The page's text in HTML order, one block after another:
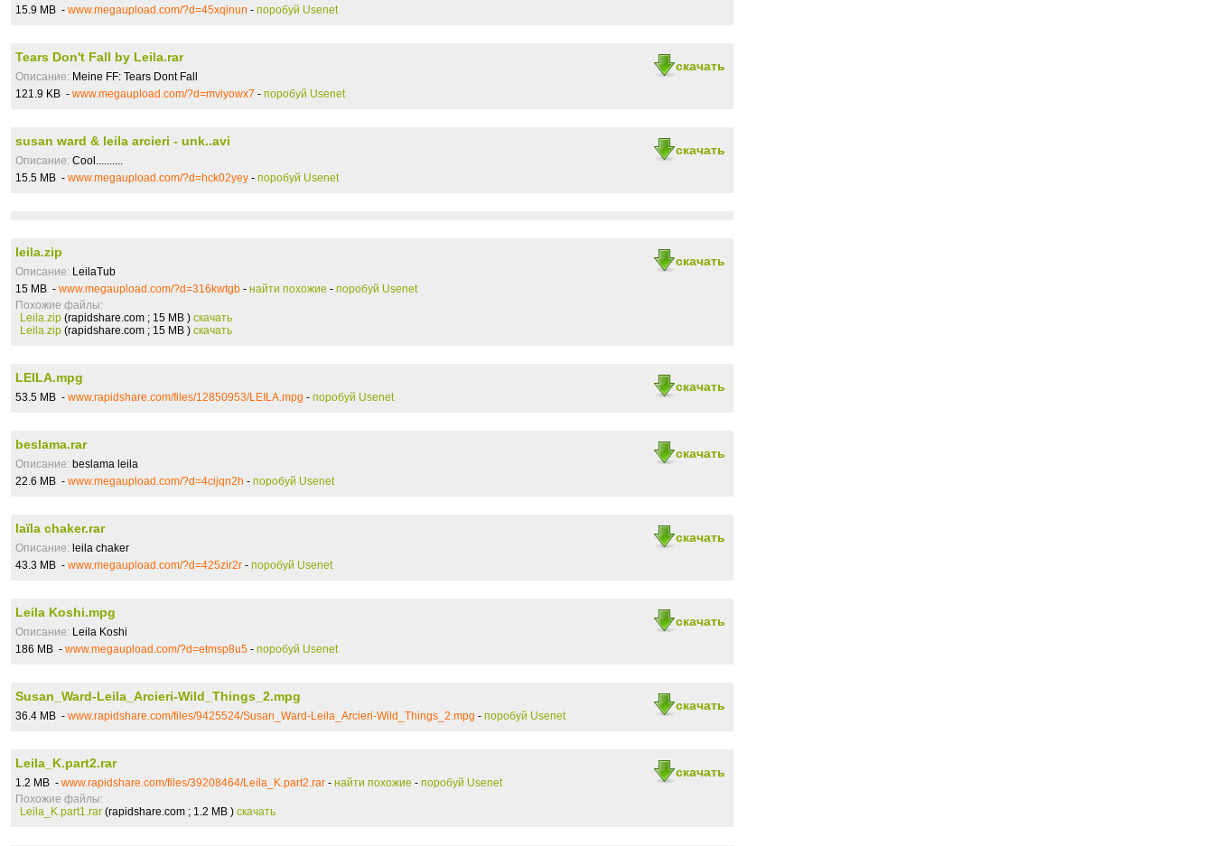
15.9 MB - www.megaupload.com/?d=45xqinun - поробуй Usenet
скачать
Tears Don't Fall by Leila.rar
Описание: Meine FF: Tears Dont Fall
121.9 KB - www.megaupload.com/?d=mviyowx7 - поробуй Usenet
скачать
susan ward & leila arcieri - unk..avi
Описание: Cool..........
15.5 MB - www.megaupload.com/?d=hck02yey - поробуй Usenet
скачать
leila.zip
Описание: LeilaTub
15 MB - www.megaupload.com/?d=316kwtgb - найти похожие - поробуй Usenet
Похожие файлы:
Leila.zip (rapidshare.com ; 15 MB ) скачать
Leila.zip (rapidshare.com ; 15 MB ) скачать
скачать
LEILA.mpg
53.5 MB - www.rapidshare.com/files/12850953/LEILA.mpg - поробуй Usenet
скачать
beslama.rar
Описание: beslama leila
22.6 MB - www.megaupload.com/?d=4cijqn2h - поробуй Usenet
скачать
laïla chaker.rar
Описание: leila chaker
43.3 MB - www.megaupload.com/?d=425zir2r - поробуй Usenet
скачать
Leila Koshi.mpg
Описание: Leila Koshi
186 MB - www.megaupload.com/?d=etmsp8u5 - поробуй Usenet
скачать
Susan_Ward-Leila_Arcieri-Wild_Things_2.mpg
36.4 MB - www.rapidshare.com/files/9425524/Susan_Ward-Leila_Arcieri-Wild_Things_2.mpg - поробуй Usenet
скачать
Leila_K.part2.rar
1.2 MB - www.rapidshare.com/files/39208464/Leila_K.part2.rar - найти похожие - поробуй Usenet
Похожие файлы:
Leila_K.part1.rar (rapidshare.com ; 1.2 MB ) скачать